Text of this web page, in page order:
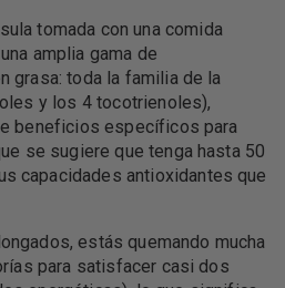
tomada con una comida
amplia gama de
grasa: toda la familia de la
y los 4 tocotrienoles),
beneficios específicos para
se sugiere que tenga hasta 50
capacidades antioxidantes que
estás quemando mucha
para satisfacer casi dos